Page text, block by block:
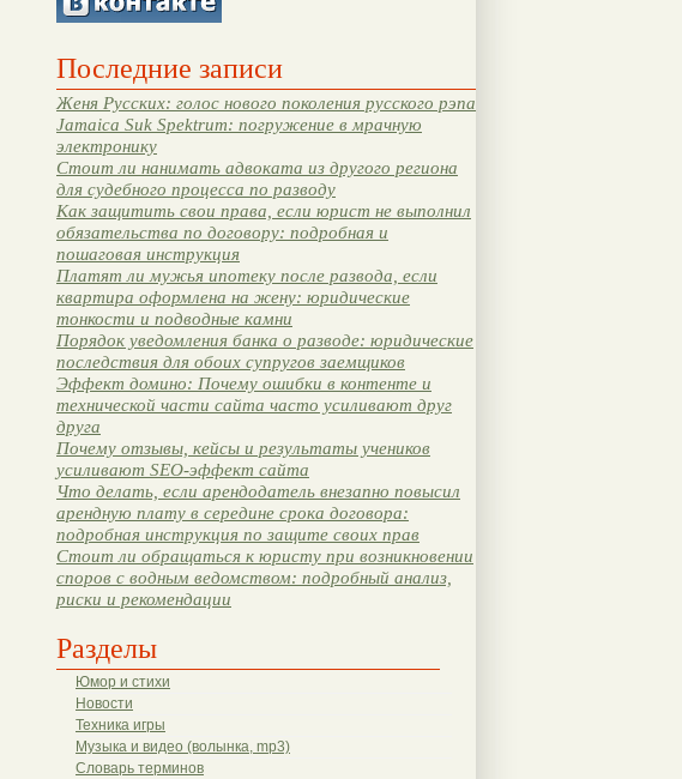
Последние записи
Женя Русских: голос нового поколения русского рэпа
Jamaica Suk Spektrum: погружение в мрачную
электронику
Стоит ли нанимать адвоката из другого региона
для судебного процесса по разводу
Как защитить свои права, если юрист не выполнил
обязательства по договору: подробная и
пошаговая инструкция
Платят ли мужья ипотеку после развода, если
квартира оформлена на жену: юридические
тонкости и подводные камни
Порядок уведомления банка о разводе: юридические
последствия для обоих супругов заемщиков
Эффект домино: Почему ошибки в контенте и
технической части сайта часто усиливают друг
друга
Почему отзывы, кейсы и результаты учеников
усиливают SEO-эффект сайта
Что делать, если арендодатель внезапно повысил
арендную плату в середине срока договора:
подробная инструкция по защите своих прав
Стоит ли обращаться к юристу при возникновении
споров с водным ведомством: подробный анализ,
риски и рекомендации
Разделы
Юмор и стихи
Новости
Техника игры
Музыка и видео (волынка, mp3)
Словарь терминов